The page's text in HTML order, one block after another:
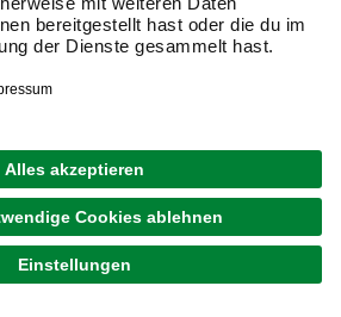
€
Verfügbarkeit im Markt prüfen
Verzinkt, silberfarben, 25 Stück
€